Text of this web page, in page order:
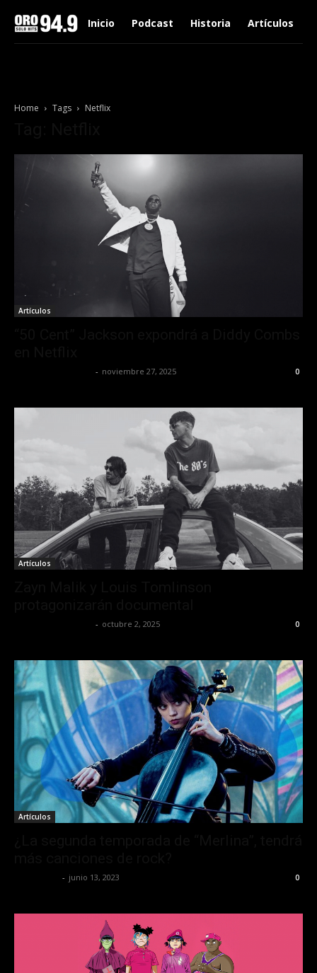
Inicio Podcast Historia Artículos
Home Tags Netflix
Artículos
- noviembre 27, 2025 0
Artículos
- octubre 2, 2025 0
Artículos
- junio 13, 2023 0